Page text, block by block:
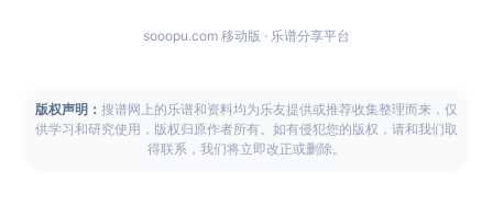
sooopu.com 移动版 · 乐谱分享平台
版权声明： 搜谱网上的乐谱和资料均为乐友提供或推荐收集整理而来，仅
供学习和研究使用，版权归原作者所有。如有侵犯您的版权，请和我们取
得联系，我们将立即改正或删除。